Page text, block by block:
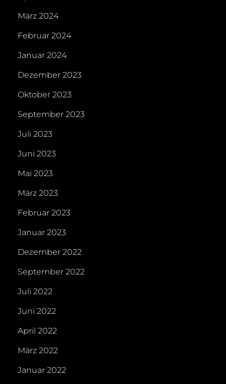
März 2024
Februar 2024
Januar 2024
Dezember 2023
Oktober 2023
September 2023
Juli 2023
Juni 2023
Mai 2023
März 2023
Februar 2023
Januar 2023
Dezember 2022
September 2022
Juli 2022
Juni 2022
April 2022
März 2022
Januar 2022